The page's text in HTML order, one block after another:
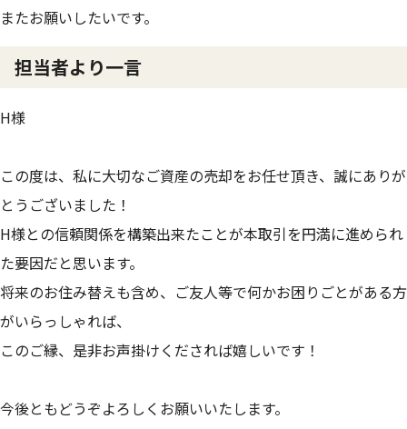
またお願いしたいです。
担当者より一言
H様
この度は、私に大切なご資産の売却をお任せ頂き、誠にありが
とうございました！
H様との信頼関係を構築出来たことが本取引を円満に進められ
た要因だと思います。
将来のお住み替えも含め、ご友人等で何かお困りごとがある方
がいらっしゃれば、
このご縁、是非お声掛けくだされば嬉しいです！
今後ともどうぞよろしくお願いいたします。